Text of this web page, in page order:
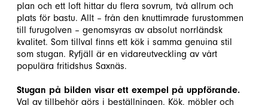
plan och ett loft hittar du flera sovrum, två allrum och
plats för bastu. Allt – från den knuttimrade furustommen
till furugolven – genomsyras av absolut norrländsk
kvalitet. Som tillval finns ett kök i samma genuina stil
som stugan. Ryfjäll är en vidareutveckling av vårt
populära fritidshus Saxnäs.
Stugan på bilden visar ett exempel på uppförande.
Val av tillbehör görs i beställningen. Kök, möbler och